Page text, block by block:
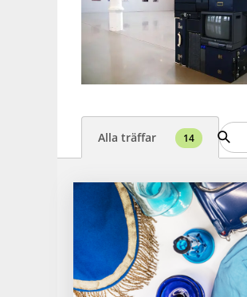
Alla träffar 14